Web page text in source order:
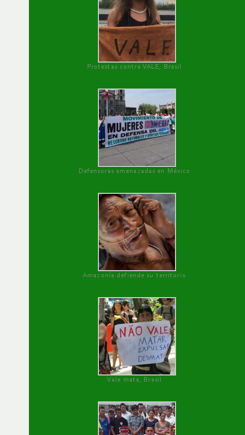
Protestas contra VALE, Brasil
Defensoras amenazadas en México
Amazonía defiende su territorio
Vale mata, Brasil